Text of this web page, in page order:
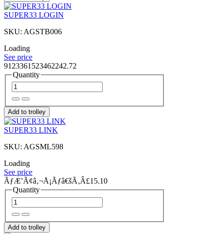
SUPER33 LOGIN
SKU: AGSTB006
Loading
See price
9123361523462242.72
Quantity
Add to trolley
SUPER33 LINK
SKU: AGSML598
Loading
See price
ÃƒÆ’Ã¢â‚¬Å¡Ãƒâ€šÃ‚Â£15.10
Quantity
Add to trolley